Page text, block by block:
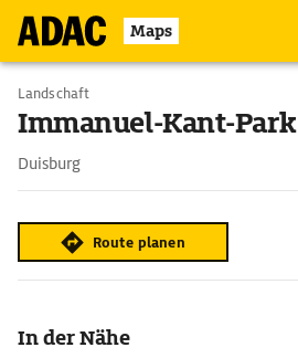
Maps
Landschaft
Immanuel-Kant-Park
Duisburg
Route planen
In der Nähe